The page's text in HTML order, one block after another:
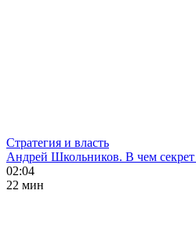
Стратегия и власть
Андрей Школьников. В чем
02:04
22 мин